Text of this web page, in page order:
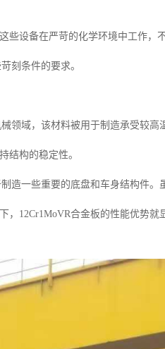
些设备在严苛的化学环境中工作，
刻条件的要求。
领域，该材料被用于制造承受较高
结构的稳定性。
造一些重要的底盘和车身结构件。
，12Cr1MoVR合金板的性能优势